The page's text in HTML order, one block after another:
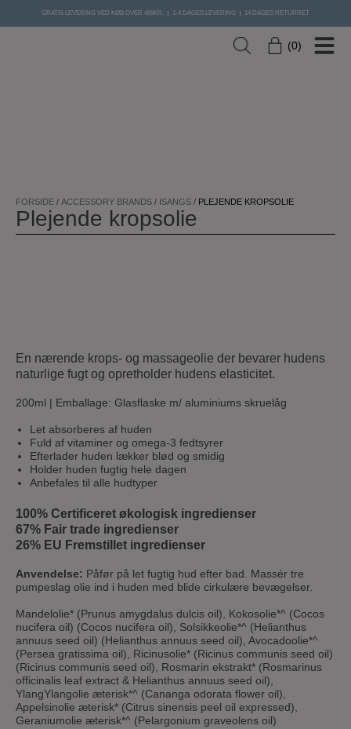
GRATIS LEVERING VED KØB OVER 499KR. 1-4 DAGES LEVERING 14 DAGES RETURRET
0
FORSIDE / ACCESSORY BRANDS / ISANGS / PLEJENDE KROPSOLIE
Plejende kropsolie
En nærende krops- og massageolie der bevarer hudens
naturlige fugt og opretholder hudens elasticitet.
200ml | Emballage: Glasflaske m/ aluminiums skruelåg
Let absorberes af huden
Fuld af vitaminer og omega-3 fedtsyrer
Efterlader huden lækker blød og smidig
Holder huden fugtig hele dagen
Anbefales til alle hudtyper
100% Certificeret økologisk ingredienser
67% Fair trade ingredienser
26% EU Fremstillet ingredienser
Anvendelse: Påfør på let fugtig hud efter bad. Massér tre
pumpeslag olie ind i huden med blide cirkulære bevægelser.
Mandelolie* (Prunus amygdalus dulcis oil), Kokosolie*^ (Cocos
nucifera oil) (Cocos nucifera oil), Solsikkeolie*^ (Helianthus
annuus seed oil) (Helianthus annuus seed oil), Avocadoolie*^
(Persea gratissima oil), Ricinusolie* (Ricinus communis seed oil)
(Ricinus communis seed oil), Rosmarin ekstrakt* (Rosmarinus
officinalis leaf extract & Helianthus annuus seed oil),
YlangYlangolie æterisk*^ (Cananga odorata flower oil),
Appelsinolie æterisk* (Citrus sinensis peel oil expressed),
Geraniumolie æterisk*^ (Pelargonium graveolens oil)